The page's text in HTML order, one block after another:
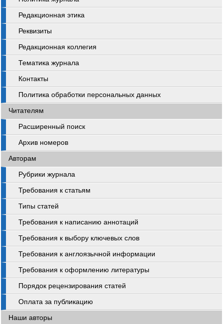
Редакционная этика
Реквизиты
Редакционная коллегия
Тематика журнала
Контакты
Политика обработки персональных данных
Читателям
Расширенный поиск
Архив номеров
Авторам
Рубрики журнала
Требования к статьям
Типы статей
Требования к написанию аннотаций
Требования к выбору ключевых слов
Требования к англоязычной информации
Требования к оформлению литературы
Порядок рецензирования статей
Оплата за публикацию
Наши авторы